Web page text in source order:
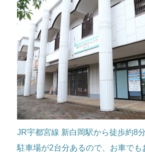
JR宇都宮線 新白岡駅から徒歩約8分
駐車場が2台分あるので、お車でも